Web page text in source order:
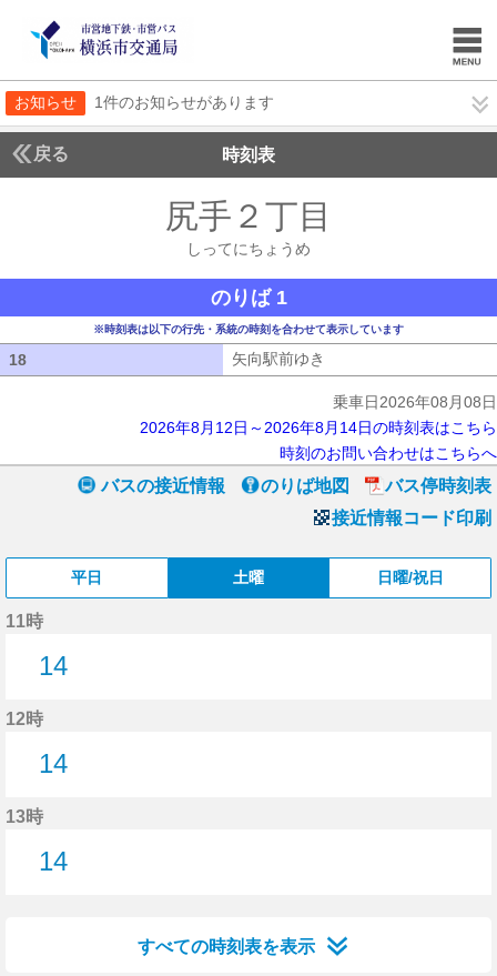
お知らせ 1件のお知らせがあります
戻る 時刻表
尻手２丁目
しってにちょうめ
のりば 1
※時刻表は以下の行先・系統の時刻を合わせて表示しています
18 矢向駅前ゆき
乗車日2026年08月08日
2026年8月12日～2026年8月14日の時刻表はこちら
時刻のお問い合わせはこちらへ
バスの接近情報 のりば地図
バス停時刻表
接近情報コード印刷
平日 土曜 日曜/祝日
11時
14
12時
14
13時
14
すべての時刻表を表示